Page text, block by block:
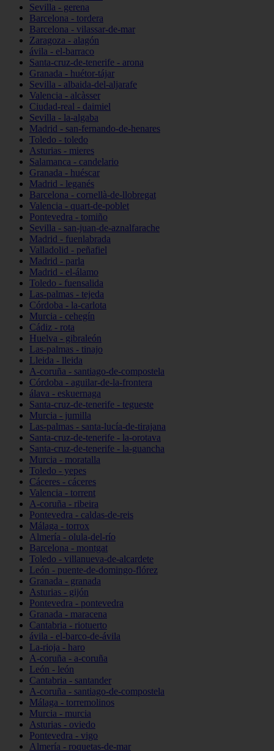
Sevilla - gerena
Barcelona - tordera
Barcelona - vilassar-de-mar
Zaragoza - alagón
ávila - el-barraco
Santa-cruz-de-tenerife - arona
Granada - huétor-tájar
Sevilla - albaida-del-aljarafe
Valencia - alcàsser
Ciudad-real - daimiel
Sevilla - la-algaba
Madrid - san-fernando-de-henares
Toledo - toledo
Asturias - mieres
Salamanca - candelario
Granada - huéscar
Madrid - leganés
Barcelona - cornellà-de-llobregat
Valencia - quart-de-poblet
Pontevedra - tomiño
Sevilla - san-juan-de-aznalfarache
Madrid - fuenlabrada
Valladolid - peñafiel
Madrid - parla
Madrid - el-álamo
Toledo - fuensalida
Las-palmas - tejeda
Córdoba - la-carlota
Murcia - cehegín
Cádiz - rota
Huelva - gibraleón
Las-palmas - tinajo
Lleida - lleida
A-coruña - santiago-de-compostela
Córdoba - aguilar-de-la-frontera
álava - eskuernaga
Santa-cruz-de-tenerife - tegueste
Murcia - jumilla
Las-palmas - santa-lucía-de-tirajana
Santa-cruz-de-tenerife - la-orotava
Santa-cruz-de-tenerife - la-guancha
Murcia - moratalla
Toledo - yepes
Cáceres - cáceres
Valencia - torrent
A-coruña - ribeira
Pontevedra - caldas-de-reis
Málaga - torrox
Almería - olula-del-río
Barcelona - montgat
Toledo - villanueva-de-alcardete
León - puente-de-domingo-flórez
Granada - granada
Asturias - gijón
Pontevedra - pontevedra
Granada - maracena
Cantabria - riotuerto
ávila - el-barco-de-ávila
La-rioja - haro
A-coruña - a-coruña
León - león
Cantabria - santander
A-coruña - santiago-de-compostela
Málaga - torremolinos
Murcia - murcia
Asturias - oviedo
Pontevedra - vigo
Almería - roquetas-de-mar